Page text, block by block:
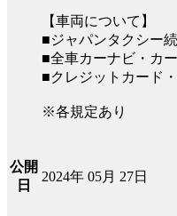
【車両について】
■ジャパンタクシー
■全車カーナビ・カ
■クレジットカード
※各規定あり
公開
日
2024年 05月 27日